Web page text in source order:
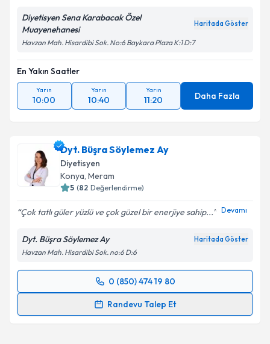
Diyetisyen Sena Karabacak Özel
Muayenehanesi
Haritada Göster
Havzan Mah. Hisardibi Sok. No:6 Baykara Plaza K:1 D:7
En Yakın Saatler
Yarın
10:00
Yarın
10:40
Yarın
11:20 Daha Fazla
Dyt. Büşra Söylemez Ay
Diyetisyen
Konya, Meram
5 (82 Değerlendirme)
Çok tatlı güler yüzlü ve çok güzel bir enerjiye sahip... Devamı
Dyt. Büşra Söylemez Ay Haritada Göster
Havzan Mah. Hisardibi Sok. no:6 D:6
0 (850) 474 19 80
Randevu Talep Et
Randevu Takvimi Talebi